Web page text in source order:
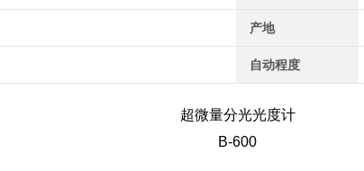
产地
自动程度
超微量分光光度计
B-600